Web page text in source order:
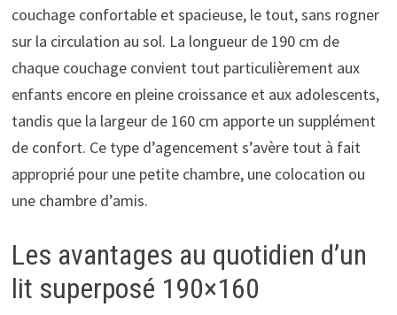
couchage confortable et spacieuse, le tout, sans rogner
sur la circulation au sol. La longueur de 190 cm de
chaque couchage convient tout particulièrement aux
enfants encore en pleine croissance et aux adolescents,
tandis que la largeur de 160 cm apporte un supplément
de confort. Ce type d’agencement s’avère tout à fait
approprié pour une petite chambre, une colocation ou
une chambre d’amis.
Les avantages au quotidien d’un
lit superposé 190×160